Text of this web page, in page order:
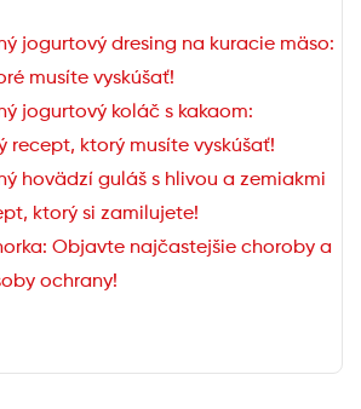
jogurtový dresing na kuracie mäso:
musíte vyskúšať!
jogurtový koláč s kakaom:
recept, ktorý musíte vyskúšať!
hovädzí guláš s hlivou a zemiakmi
ktorý si zamilujete!
Objavte najčastejšie choroby a
ochrany!